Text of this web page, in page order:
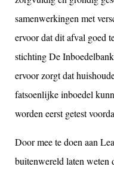
samenwerkingen met
ervoor dat dit afval goed
stichting De
ervoor zorgt dat
fatsoenlijke inboedel
worden eerst getest
Door mee te doen aan
buitenwereld laten weten